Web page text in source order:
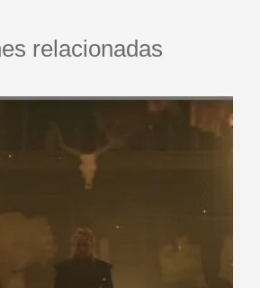
relacionadas